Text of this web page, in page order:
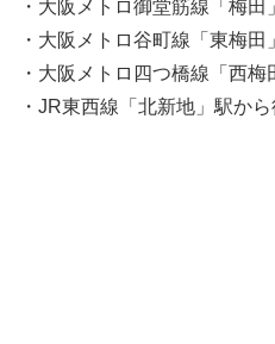
・大阪メトロ御堂筋線「梅
・大阪メトロ谷町線「東梅
・大阪メトロ四つ橋線「西
・JR東西線「北新地」駅か